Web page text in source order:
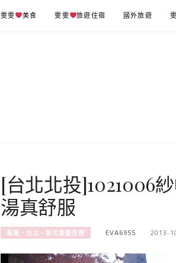
雯雯 美食 雯雯 旅遊住宿 國外旅遊
[台北北投]1021006
湯真舒服
基隆、台北、新北旅遊住宿 EVA6955 2013-